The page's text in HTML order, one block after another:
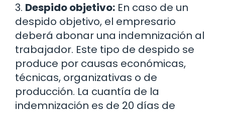
3. Despido objetivo: En caso de un
despido objetivo, el empresario
deberá abonar una indemnización al
trabajador. Este tipo de despido se
produce por causas económicas,
técnicas, organizativas o de
producción. La cuantía de la
indemnización es de 20 días de